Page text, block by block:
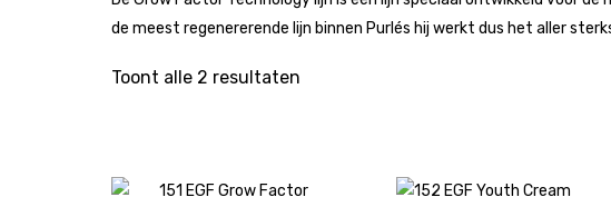
de meest regenererende lijn binnen Purlés hij werkt dus het aller
Toont alle 2 resultaten